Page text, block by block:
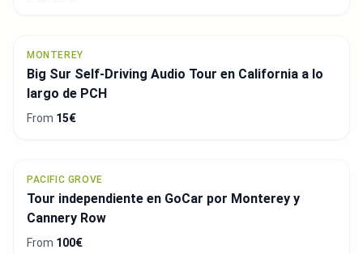
MONTEREY
Big Sur Self-Driving Audio Tour en California a lo
largo de PCH
From 15€
PACIFIC GROVE
Tour independiente en GoCar por Monterey y
Cannery Row
From 100€